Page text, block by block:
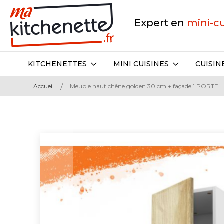
Expert en mini-
KITCHENETTES MINI CUISINES
Accueil Meuble haut chêne golden 30 cm + façade 1 PORTE
the
end
the
images